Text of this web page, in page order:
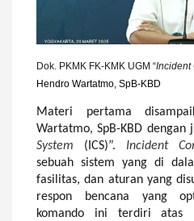
Dok. PKMK FK-KMK UGM “Incident
Hendro Wartatmo, SpB-KBD
Materi pertama
Wartatmo, SpB-KBD dengan
System (ICS)”. Incident
sebuah sistem yang di
fasilitas, dan aturan yang
respon bencana yang
komando ini terdiri atas